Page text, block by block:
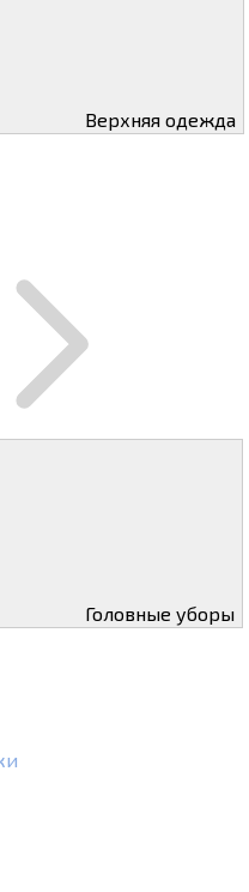
Верхняя одежда
Головные уборы